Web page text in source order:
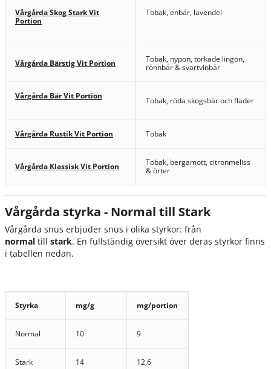
Vårgårda Skog Stark Vit
Portion
Tobak, enbär, lavendel
Vårgårda Bärstig Vit Portion
Tobak, nypon, torkade lingon,
rönnbär & svartvinbär
Vårgårda Bär Vit Portion Tobak, röda skogsbär och fläder
Vårgårda Rustik Vit Portion Tobak
Vårgårda Klassisk Vit Portion
Tobak, bergamott, citronmeliss
& örter
Vårgårda styrka - Normal till Stark
Vårgårda snus erbjuder snus i olika styrkor: från
normal till stark. En fullständig översikt över deras styrkor finns
i tabellen nedan.
Styrka mg/g mg/portion
Normal 10 9
Stark 14 12,6